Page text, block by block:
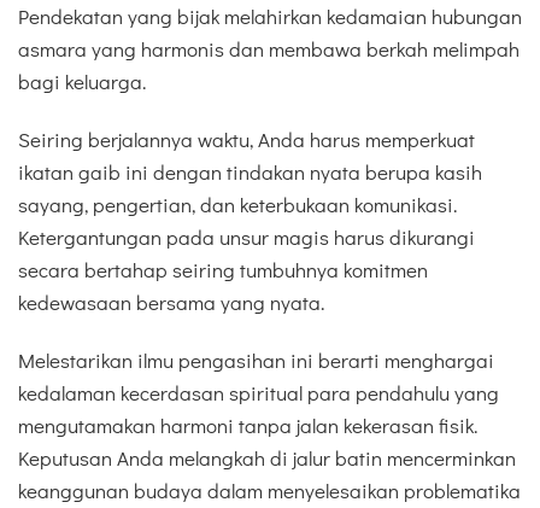
Pendekatan yang bijak melahirkan kedamaian hubungan
asmara yang harmonis dan membawa berkah melimpah
bagi keluarga.
Seiring berjalannya waktu, Anda harus memperkuat
ikatan gaib ini dengan tindakan nyata berupa kasih
sayang, pengertian, dan keterbukaan komunikasi.
Ketergantungan pada unsur magis harus dikurangi
secara bertahap seiring tumbuhnya komitmen
kedewasaan bersama yang nyata.
Melestarikan ilmu pengasihan ini berarti menghargai
kedalaman kecerdasan spiritual para pendahulu yang
mengutamakan harmoni tanpa jalan kekerasan fisik.
Keputusan Anda melangkah di jalur batin mencerminkan
keanggunan budaya dalam menyelesaikan problematika